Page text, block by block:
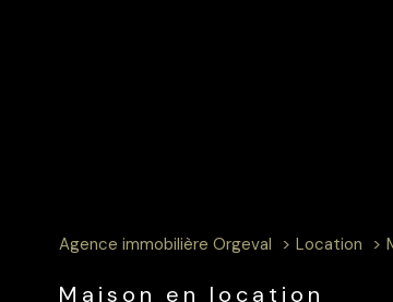
Agence immobilière Orgeval Location
Maison en location